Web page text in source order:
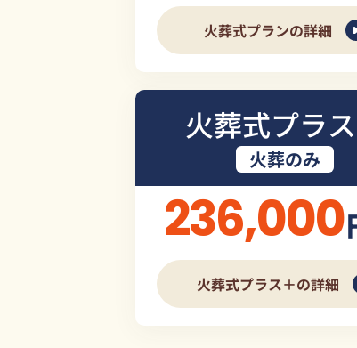
火葬式プランの詳細
火葬式プラ
火葬のみ
236,000
火葬式プラス＋の詳細